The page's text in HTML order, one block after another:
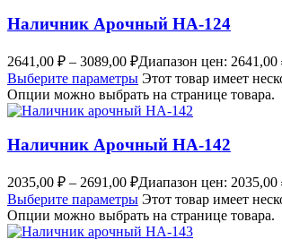
Наличник Арочный НА-124
2641,00 ₽ – 3089,00 ₽Диапазон цен:
Выберите параметры Этот товар имеет
Опции можно выбрать на странице товара.
Наличник Арочный НА-142
2035,00 ₽ – 2691,00 ₽Диапазон цен:
Выберите параметры Этот товар имеет
Опции можно выбрать на странице товара.